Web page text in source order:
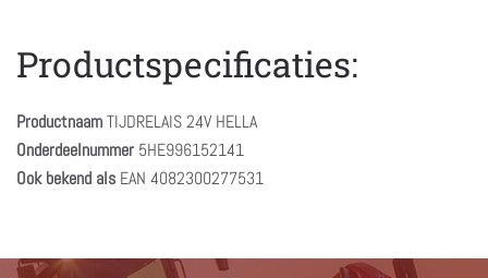
Productspecificaties:
ProductnaamTIJDRELAIS 24V HELLA
Onderdeelnummer 5HE996152141
Ook bekend als EAN 4082300277531